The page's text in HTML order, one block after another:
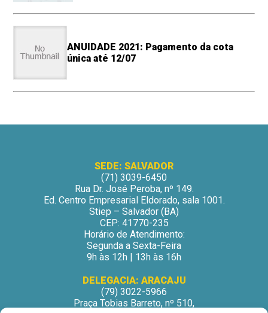
ANUIDADE 2021: Pagamento da cota
única até 12/07
SEDE: SALVADOR
(71) 3039-6450
Rua Dr. José Peroba, nº 149.
Ed. Centro Empresarial Eldorado, sala 1001.
Stiep – Salvador (BA)
CEP: 41770-235
Horário de Atendimento:
Segunda a Sexta-Feira
9h às 12h | 13h às 16h
DELEGACIA: ARACAJU
(79) 3022-5966
Praça Tobias Barreto, nº 510,